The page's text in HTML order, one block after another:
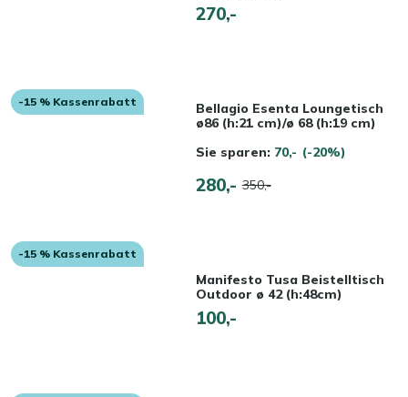
270,-
-15 % Kassenrabatt
Bellagio Esenta Loungetisch
ø86 (h:21 cm)/ø 68 (h:19 cm)
Sie sparen: 70,- (-20%)
280,- 350,-
-15 % Kassenrabatt
Manifesto Tusa Beistelltisch
Outdoor ø 42 (h:48cm)
100,-